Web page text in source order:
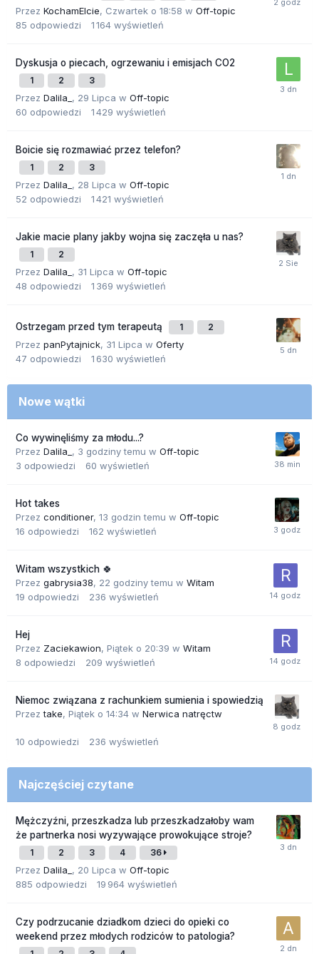
Przez KochamElcie, Czwartek o 18:58 w Off-topic
85 odpowiedzi 1 164 wyświetleń
Dyskusja o piecach, ogrzewaniu i emisjach CO2
1 2 3
Przez Dalila_ , 29 Lipca w Off-topic
60 odpowiedzi 1 429 wyświetleń
Boicie się rozmawiać przez telefon?
1 2 3
Przez Dalila_ , 28 Lipca w Off-topic
52 odpowiedzi 1 421 wyświetleń
Jakie macie plany jakby wojna się zaczęła u nas?
1 2
Przez Dalila_ , 31 Lipca w Off-topic
48 odpowiedzi 1 369 wyświetleń
Ostrzegam przed tym terapeutą 1 2
Przez panPytajnick, 31 Lipca w Oferty
47 odpowiedzi 1 630 wyświetleń
Nowe wątki
Co wywinęliśmy za młodu...?
Przez Dalila_ , 3 godziny temu w Off-topic
3 odpowiedzi 60 wyświetleń
Hot takes
Przez conditioner, 13 godzin temu w Off-topic
16 odpowiedzi 162 wyświetleń
Witam wszystkich 🍀
Przez gabrysia38, 22 godziny temu w Witam
19 odpowiedzi 236 wyświetleń
Hej
Przez Zaciekawion, Piątek o 20:39 w Witam
8 odpowiedzi 209 wyświetleń
Niemoc związana z rachunkiem sumienia i spowiedzią
Przeztake, Piątek o 14:34 w Nerwica natręctw
10 odpowiedzi 236 wyświetleń
Najczęściej czytane
Mężczyźni, przeszkadza lub przeszkadzałoby wam
że partnerka nosi wyzywające prowokujące stroje?
1 2 3 4 36
Przez Dalila_ , 20 Lipca w Off-topic
885 odpowiedzi 19 964 wyświetleń
Czy podrzucanie dziadkom dzieci do opieki co
weekend przez młodych rodziców to patologia?